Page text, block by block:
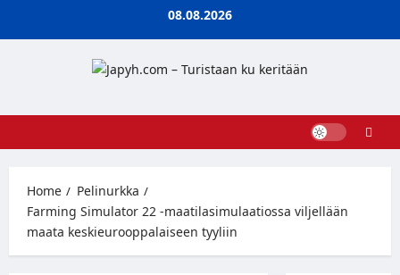
08.08.2026
Home
Pelinurkka
Farming Simulator 22 -maatilasimulaatiossa viljellään
maata keskieurooppalaiseen tyyliin